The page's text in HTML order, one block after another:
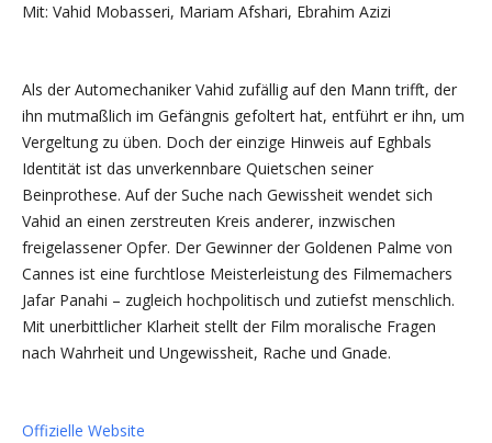
Mit: Vahid Mobasseri, Mariam Afshari, Ebrahim Azizi
Als der Automechaniker Vahid zufällig auf den Mann trifft, der
ihn mutmaßlich im Gefängnis gefoltert hat, entführt er ihn, um
Vergeltung zu üben. Doch der einzige Hinweis auf Eghbals
Identität ist das unverkennbare Quietschen seiner
Beinprothese. Auf der Suche nach Gewissheit wendet sich
Vahid an einen zerstreuten Kreis anderer, inzwischen
freigelassener Opfer. Der Gewinner der Goldenen Palme von
Cannes ist eine furchtlose Meisterleistung des Filmemachers
Jafar Panahi – zugleich hochpolitisch und zutiefst menschlich.
Mit unerbittlicher Klarheit stellt der Film moralische Fragen
nach Wahrheit und Ungewissheit, Rache und Gnade.
Offizielle Website